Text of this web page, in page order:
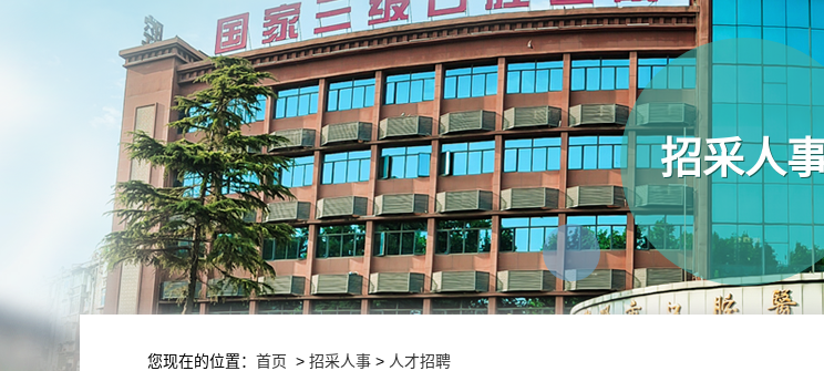
招采人
您现在的位置： 首页 > 招采人事 > 人才招聘